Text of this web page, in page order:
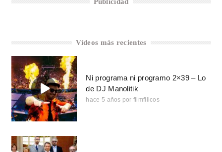
Publicidad
Vídeos más recientes
Ni programa ni programo 2×39 – Lo
de DJ Manolitik
hace 5 años por filmfilicos